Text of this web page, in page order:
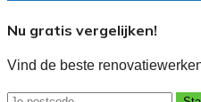
Nu gratis vergelijken!
Vind de beste